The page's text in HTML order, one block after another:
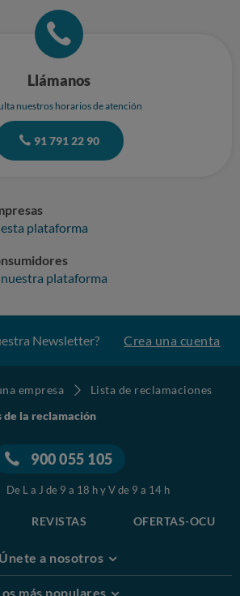
Llámanos
nuestros horarios de atención
91 791 22 90
plataforma
plataforma
Newsletter? Crea una cuenta
empresa
Lista de reclamaciones
de la reclamación
900 055 105
De L a J de 9 a 18 h y V de 9 a 14 h
REVISTAS OFERTAS-OCU
Únete a nosotros
más populares